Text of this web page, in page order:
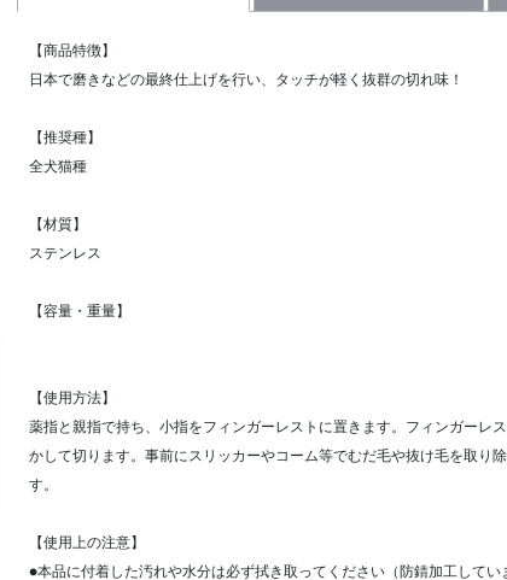
【商品特徴】
日本で磨きなどの最終仕上げを行い、タッチが軽く抜群の切れ味！
【推奨種】
全犬猫種
【材質】
ステンレス
【容量・重量】
【使用方法】
薬指と親指で持ち、小指をフィンガーレストに置きます。フィンガーレ
かして切ります。事前にスリッカーやコーム等でむだ毛や抜け毛を取り
す。
【使用上の注意】
●本品に付着した汚れや水分は必ず拭き取ってください（防錆加工してい